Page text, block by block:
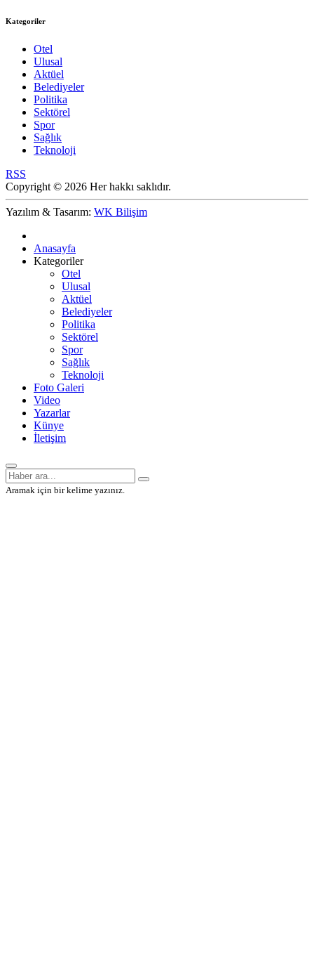
Kategoriler
Otel
Ulusal
Aktüel
Belediyeler
Politika
Sektörel
Spor
Sağlık
Teknoloji
RSS
Copyright © 2026 Her hakkı saklıdır.
Yazılım & Tasarım: WK Bilişim
Anasayfa
Kategoriler
Otel
Ulusal
Aktüel
Belediyeler
Politika
Sektörel
Spor
Sağlık
Teknoloji
Foto Galeri
Video
Yazarlar
Künye
İletişim
Aramak için bir kelime yazınız.